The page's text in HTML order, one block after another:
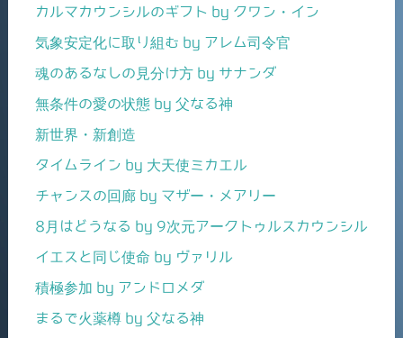
カルマカウンシルのギフト by クワン・イン
気象安定化に取り組む by アレム司令官
魂のあるなしの見分け方 by サナンダ
無条件の愛の状態 by 父なる神
新世界・新創造
タイムライン by 大天使ミカエル
チャンスの回廊 by マザー・メアリー
8月はどうなる by 9次元アークトゥルスカウンシル
イエスと同じ使命 by ヴァリル
積極参加 by アンドロメダ
まるで火薬樽 by 父なる神